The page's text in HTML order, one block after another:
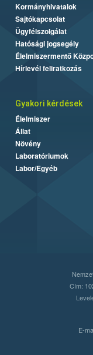
Kormányhivatalok
Sajtókapcsolat
Ügyfélszolgálat
Hatósági jogsegély
Élelmiszermentő
Hírlevél feliratkozás
Gyakori kérdések
Élelmiszer
Állat
Növény
Laboratóriumok
Labor/Egyéb
Cím:
E-